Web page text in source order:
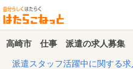
高崎市 仕事 派遣の求人募集
派遣スタッフ活躍中に関する